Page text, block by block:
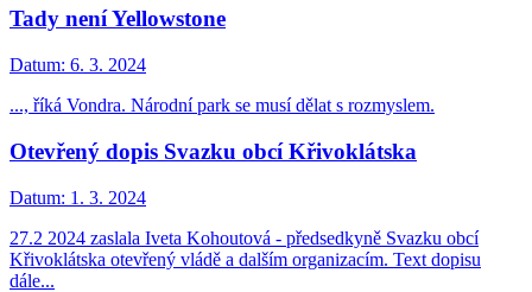
Tady není Yellowstone
Datum: 6. 3. 2024
..., říká Vondra. Národní park se musí dělat s rozmyslem.
Otevřený dopis Svazku obcí Křivoklátska
Datum: 1. 3. 2024
27.2 2024 zaslala Iveta Kohoutová - předsedkyně Svazku obcí
Křivoklátska otevřený vládě a dalším organizacím. Text dopisu
dále...